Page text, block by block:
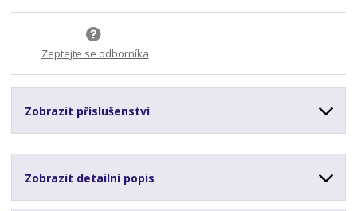
Zeptejte se odborníka
Zobrazit příslušenství
Zobrazit detailní popis